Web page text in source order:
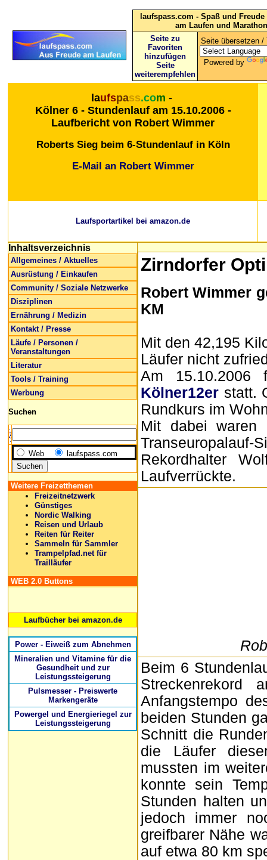
laufspass.com - Spaß und
am Laufen und Marathon
Seite zu
Favoriten
hinzufügen
Seite
weiterempfehlen
Seite übersetzen /
Powered by
laufspass.com -
Kölner 6 - Stundenlauf am 15.10.2006 -
Laufbericht von Robert Wimmer
Roberts Sieg beim 6-Stundenlauf in Köln
E-Mail an Robert Wimmer
Laufsportartikel bei amazon.de
Inhaltsverzeichnis
Allgemeines / Aktuelles
Ausrüstung / Einkaufen
Community / Soziale Netzwerke
Disziplinen
Ernährung / Medizin
Kontakt / Presse
Läufe / Personen /
Veranstaltungen
Literatur
Tools / Training
Werbung
Suchen
Web laufspass.com
Weitere Freizetthemen
Freizeitnetzwerk
Günstiges
Nordic Walking
Reisen und Urlaub
Reiten für Reiter
Sammeln für Sammler
Trampelpfad.net für
Trailläufer
WEB 2.0 Buttons
Laufbücher bei amazon.de
Power - Eiweiß zum Abnehmen
Mineralien und Vitamine für die
Gesundheit und zur
Leistungssteigerung
Pulsmesser - Preiswerte
Markengeräte
Powergel und Energieriegel zur
Leistungssteigerung
Zirndorfer
Robert Wimmer
KM
Mit den 42,195
Läufer nicht
Am
Kölner12er statt.
Rundkurs im
Mit dabei waren
Rekordhalter
Laufverrückte.
Beim 6
Streckenrekord
Anfangstempo
beiden Stunden
Schnitt die
die Läufer
mussten im
konnte sein
Stunden halten
jedoch immer
greifbarer Nähe
auf etwa 80 km